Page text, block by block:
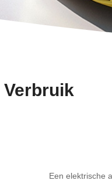
Een elektrische